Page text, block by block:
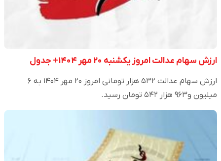
ارزش سهام عدالت امروز یکشنبه ۲۰ مهر ۱۴۰۴+ جدول
ارزش سهام عدالت ۵۳۲ هزار تومانی امروز ۲۰ مهر ۱۴۰۴ به ۶
میلیون و۹۶۳ هزار ۵۴۲ تومان رسید.